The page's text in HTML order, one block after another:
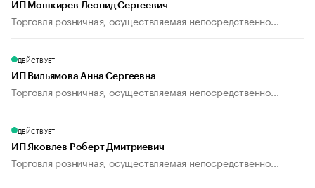
ИП Мошкирев Леонид Сергеевич
Торговля розничная, осуществляемая непосредственно...
ДЕЙСТВУЕТ
ИП Вильямова Анна Сергеевна
Торговля розничная, осуществляемая непосредственно...
ДЕЙСТВУЕТ
ИП Яковлев Роберт Дмитриевич
Торговля розничная, осуществляемая непосредственно...